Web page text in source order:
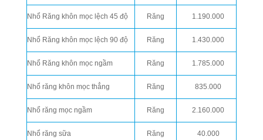
Nhổ Răng khôn mọc lệch 45 độ Răng 1.190.000
Nhổ Răng khôn mọc lệch 90 độ Răng 1.430.000
Nhổ Răng khôn mọc ngầm Răng 1.785.000
Nhổ răng khôn mọc thẳng Răng 835.000
Nhổ răng mọc ngầm Răng 2.160.000
Nhổ răng sữa Răng 40.000